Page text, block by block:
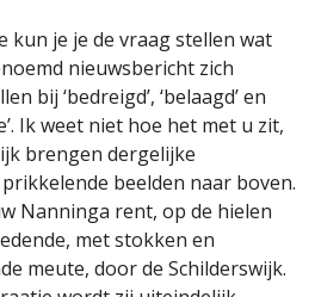
kun je je de vraag stellen wat
nieuwsbericht zich
bij ‘bedreigd’, ‘belaagd’ en
Ik weet niet hoe het met u zit,
brengen dergelijke
beelden naar boven.
Nanninga rent, op de hielen
met stokken en
meute, door de Schilderswijk.